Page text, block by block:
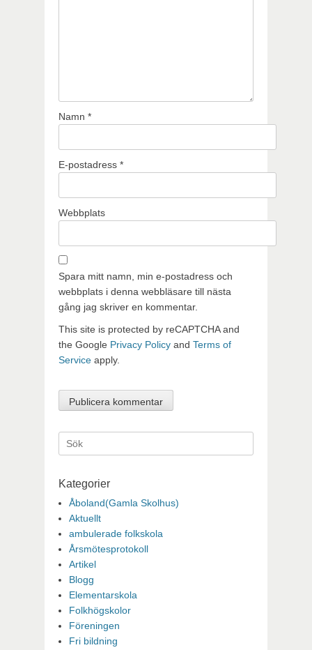
Namn *
E-postadress *
Webbplats
Spara mitt namn, min e-postadress och
webbplats i denna webbläsare till nästa
gång jag skriver en kommentar.
This site is protected by reCAPTCHA and
the Google Privacy Policy and Terms of
Service apply.
Sök
efter:
Kategorier
Åboland(Gamla Skolhus)
Aktuellt
ambulerade folkskola
Årsmötesprotokoll
Artikel
Blogg
Elementarskola
Folkhögskolor
Föreningen
Fri bildning